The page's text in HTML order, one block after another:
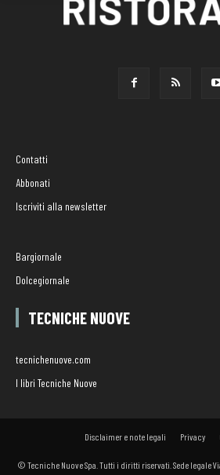
Contatti
Abbonati
Iscriviti alla newsletter
Bargiornale
Dolcegiornale
TECNICHE NUOVE
tecnichenuove.com
I libri Tecniche Nuove
Disclaimer e note legali Privacy
© Tecniche Nuove Spa. Tutti i diritti riservati. Sede legale